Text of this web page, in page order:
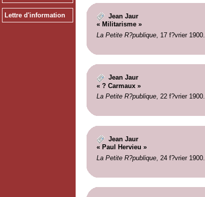
Lettre d'information
Jean Jaur
« Militarisme »
La Petite R?publique, 17 f?vrier 1900.
Jean Jaur
« ? Carmaux »
La Petite R?publique, 22 f?vrier 1900.
Jean Jaur
« Paul Hervieu »
La Petite R?publique, 24 f?vrier 1900.